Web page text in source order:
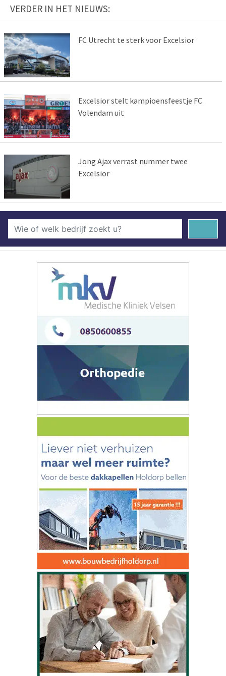
VERDER IN HET NIEUWS:
FC Utrecht te sterk voor Excelsior
Excelsior stelt kampioensfeestje FC
Volendam uit
Jong Ajax verrast nummer twee
Excelsior